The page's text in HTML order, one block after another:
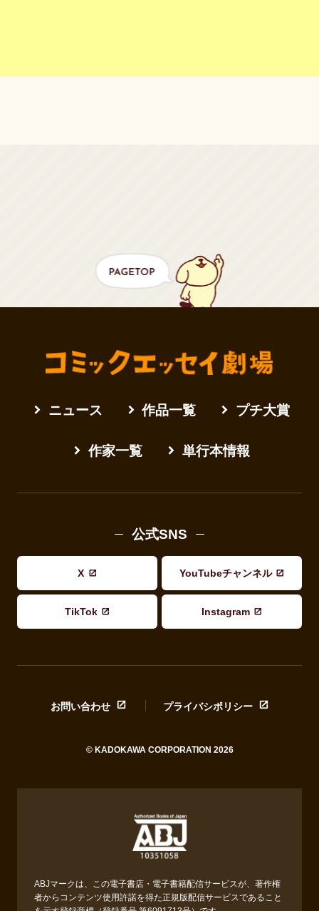
ニュース 作品一覧 プチ大賞
作家一覧 単行本情報
公式SNS
X YouTubeチャンネル
TikTok Instagram
お問い合わせ プライバシポリシー
© KADOKAWA CORPORATION 2026
ABJマークは、この電子書店・電子書籍配信サービスが、著作権
者からコンテンツ使用許諾を得た正規版配信サービスであること